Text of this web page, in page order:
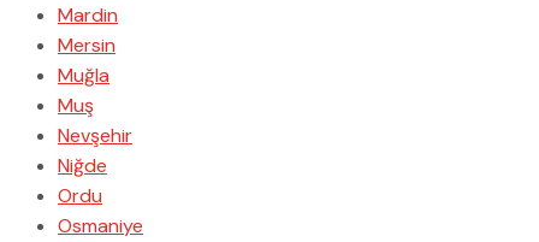
Mardin
Mersin
Muğla
Muş
Nevşehir
Niğde
Ordu
Osmaniye